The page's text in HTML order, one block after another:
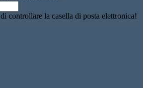
controllare la casella di posta elettronica!